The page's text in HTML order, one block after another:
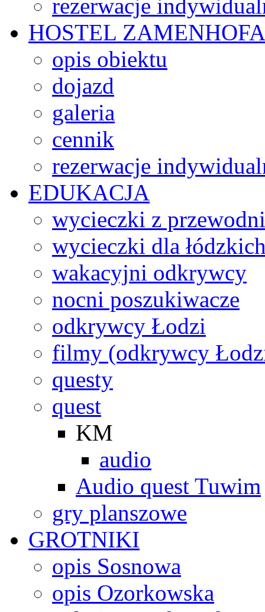
rezerwacje
HOSTEL
opis obiektu
dojazd
galeria
cennik
rezerwacje
EDUKACJA
wycieczki z
wycieczki dla
wakacyjni odkrywcy
nocni poszukiwacze
odkrywcy Łodzi
filmy (odkrywcy
questy
quest
KM
audio
Audio quest Tuwim
gry planszowe
GROTNIKI
opis Sosnowa
opis Ozorkowska